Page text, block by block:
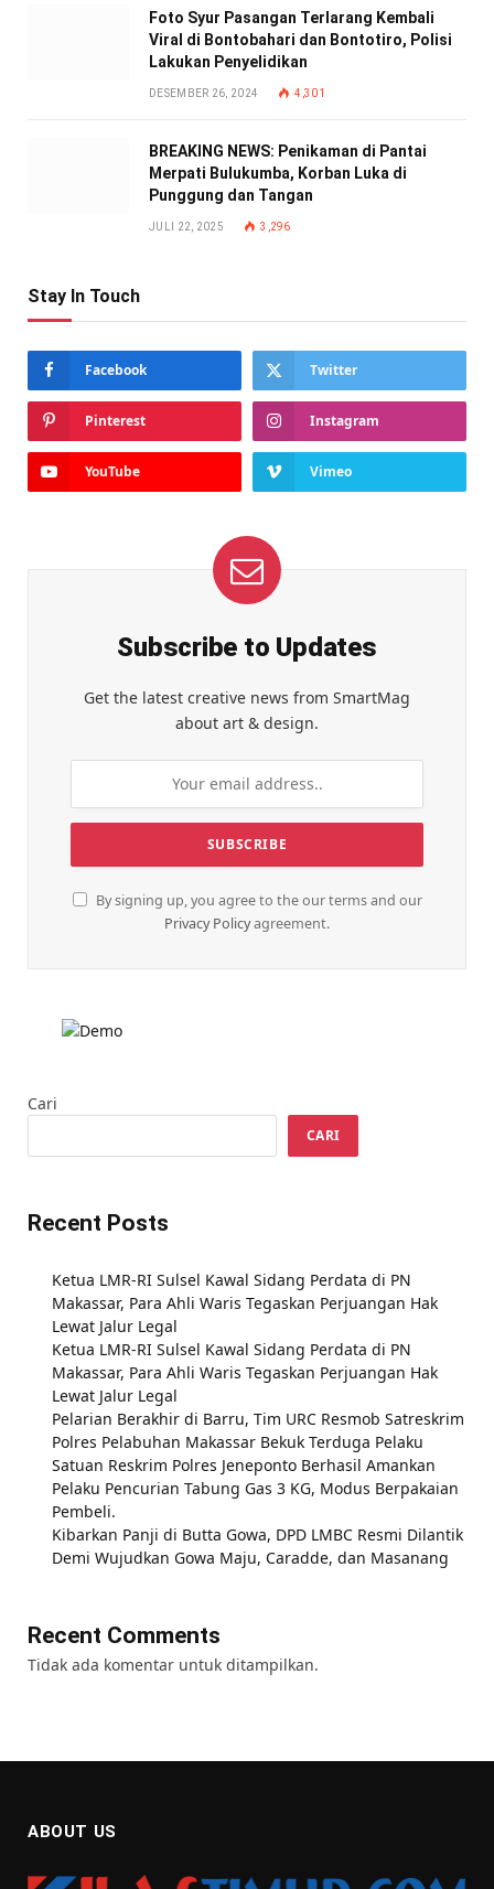
Foto Syur Pasangan Terlarang Kembali
Viral di Bontobahari dan Bontotiro, Polisi
Lakukan Penyelidikan
DESEMBER 26, 2024 4,301
BREAKING NEWS: Penikaman di Pantai
Merpati Bulukumba, Korban Luka di
Punggung dan Tangan
JULI 22, 2025 3,296
Stay In Touch
Facebook Twitter
Pinterest Instagram
YouTube Vimeo
Subscribe to Updates
Get the latest creative news from SmartMag
about art & design.
By signing up, you agree to the our terms and our
Privacy Policyagreement.
Cari
CARI
Recent Posts
Ketua LMR-RI Sulsel Kawal Sidang Perdata di PN
Makassar, Para Ahli Waris Tegaskan Perjuangan Hak
Lewat Jalur Legal
Ketua LMR-RI Sulsel Kawal Sidang Perdata di PN
Makassar, Para Ahli Waris Tegaskan Perjuangan Hak
Lewat Jalur Legal
Pelarian Berakhir di Barru, Tim URC Resmob Satreskrim
Polres Pelabuhan Makassar Bekuk Terduga Pelaku
Satuan Reskrim Polres Jeneponto Berhasil Amankan
Pelaku Pencurian Tabung Gas 3 KG, Modus Berpakaian
Pembeli.
Kibarkan Panji di Butta Gowa, DPD LMBC Resmi Dilantik
Demi Wujudkan Gowa Maju, Caradde, dan Masanang
Recent Comments
Tidak ada komentar untuk ditampilkan.
ABOUT US